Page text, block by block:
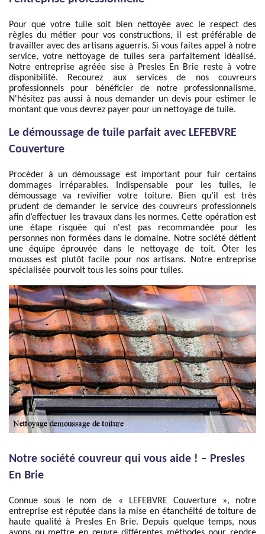
Pour que votre tuile soit bien nettoyée avec le respect des
règles du métier pour vos constructions, il est préférable de
travailler avec des artisans aguerris. Si vous faites appel à notre
service, votre nettoyage de tuiles sera parfaitement idéalisé.
Notre entreprise agréée sise à Presles En Brie reste à votre
disponibilité. Recourez aux services de nos couvreurs
professionnels pour bénéficier de notre professionnalisme.
N'hésitez pas aussi à nous demander un devis pour estimer le
montant que vous devrez payer pour un nettoyage de tuile.
Le démoussage de tuile parfait avec LEFEBVRE
Couverture
Procéder à un démoussage est important pour fuir certains
dommages irréparables. Indispensable pour les tuiles, le
démoussage va revivifier votre toiture. Bien qu’il est très
prudent de demander le service des couvreurs professionnels
afin d’effectuer les travaux dans les normes. Cette opération est
une étape risquée qui n'est pas recommandée pour les
personnes non formées dans le domaine. Notre société détient
une équipe éprouvée dans le nettoyage de toit. Ôter les
mousses est plutôt facile pour nos artisans. Notre entreprise
spécialisée pourvoit tous les soins pour tuiles.
Notre société couvreur qui vous aide ! – Presles
En Brie
Connue sous le nom de « LEFEBVRE Couverture », notre
entreprise est réputée dans la mise en étanchéité de toiture de
haute qualité à Presles En Brie. Depuis quelque temps, nous